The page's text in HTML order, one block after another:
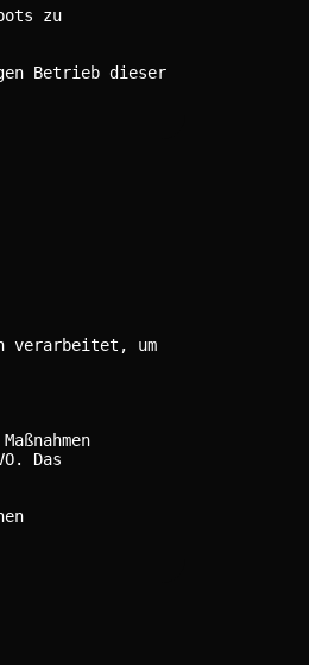
zu
Betrieb dieser
verarbeitet, um
Das